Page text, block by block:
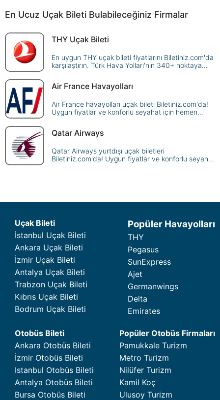
En Ucuz Uçak Bileti Bulabileceğiniz Firmalar
THY Uçak Bileti
En uygun THY uçak bileti fiyatlarını Biletiniz.com'da
karşılaştırın. Türk Hava Yolları'nın 340+ noktaya
Air France Havayolları
Air France havayolları uçak bileti Biletiniz.com'da!
Uygun fiyatlar ve konforlu seyahat için hemen
Qatar Airways
Qatar Airways yurtdışı uçak biletleri
Biletiniz.com'da! Uygun fiyatlar ve konforlu seyahat
Uçak Bileti
İstanbul Uçak Bileti
Ankara Uçak Bileti
İzmir Uçak Bileti
Antalya Uçak Bileti
Trabzon Uçak Bileti
Kıbrıs Uçak Bileti
Bodrum Uçak Bileti
Popüler Havayolları
THY
Pegasus
SunExpress
Ajet
Germanwings
Delta
Emirates
Otobüs Bileti
Ankara Otobüs Bileti
İzmir Otobüs Bileti
Istanbul Otobüs Bileti
Antalya Otobüs Bileti
Bursa Otobüs Bileti
Popüler Otobüs Firmaları
Pamukkale Turizm
Metro Turizm
Nilüfer Turizm
Kamil Koç
Ulusoy Turizm